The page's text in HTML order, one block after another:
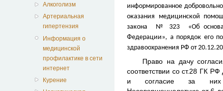
Алкоголизм
Артериальная
гипертензия
Информация о
медицинской
профилактике в сети
интернет
Курение
информированное
оказания медицинской
закона № 323 «Об основах
Федерации», а порядок его
здравоохранения РФ от
Право на дачу
соответствии со ст.28 ГК
и согласие за них